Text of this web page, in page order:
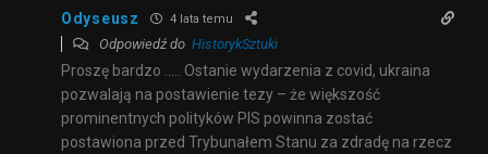
Odyseusz 4 lata temu
Odpowiedź do HistorykSztuki
Proszę bardzo ….. Ostanie wydarzenia z covid, ukraina
pozwalają na postawienie tezy – że większość
prominentnych polityków PIS powinna zostać
postawiona przed Trybunałem Stanu za zdradę na rzecz